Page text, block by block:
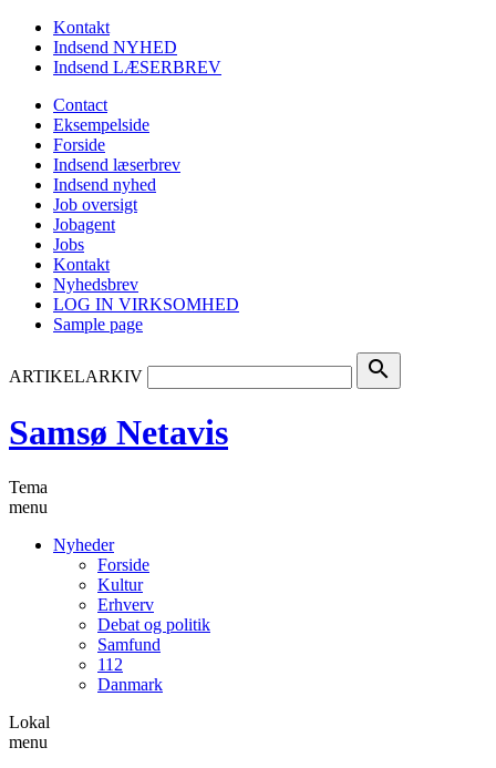
Kontakt
Indsend NYHED
Indsend LÆSERBREV
Contact
Eksempelside
Forside
Indsend læserbrev
Indsend nyhed
Job oversigt
Jobagent
Jobs
Kontakt
Nyhedsbrev
LOG IN VIRKSOMHED
Sample page
ARTIKELARKIV search
Samsø Netavis
Tema
menu
Nyheder
Forside
Kultur
Erhverv
Debat og politik
Samfund
112
Danmark
Lokal
menu